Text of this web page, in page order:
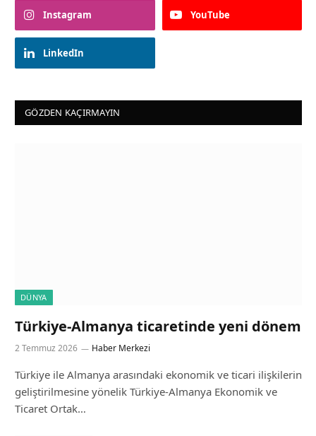
Instagram YouTube
LinkedIn
GÖZDEN KAÇIRMAYIN
DÜNYA
Türkiye-Almanya ticaretinde yeni dönem
2 Temmuz 2026 Haber Merkezi
Türkiye ile Almanya arasındaki ekonomik ve ticari ilişkilerin
geliştirilmesine yönelik Türkiye-Almanya Ekonomik ve
Ticaret Ortak…